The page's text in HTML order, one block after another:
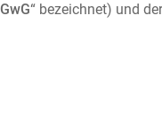
GwG“ bezeichnet) und